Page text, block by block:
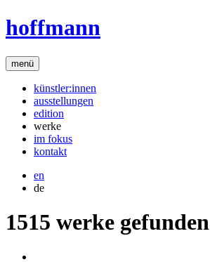
hoffmann
menü
künstler:innen
ausstellungen
edition
werke
im fokus
kontakt
en
de
1515 werke gefunden